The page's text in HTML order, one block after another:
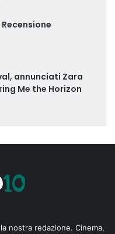
annunciati Zara
Me the Horizon
nostra redazione. Cinema,